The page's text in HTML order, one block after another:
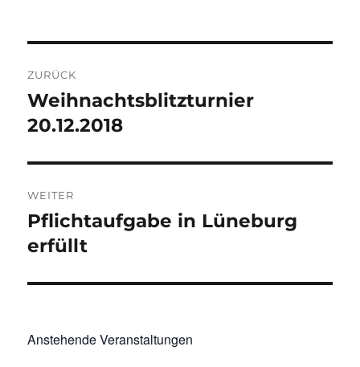
ZURÜCK
Vorheriger
Beitrag:
Weihnachtsblitzturnier
20.12.2018
WEITER
Nächster
Beitrag:
Pflichtaufgabe in Lüneburg
erfüllt
Anstehende Veranstaltungen